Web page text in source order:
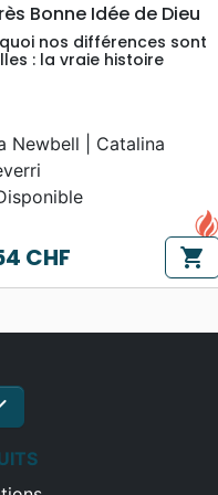
Bonne Idée de Dieu
nos différences sont
: la vraie histoire
Newbell | Catalina
CHF shopping_cart